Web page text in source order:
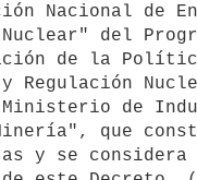
Nacional de
del
de la
Regulación
de
que
y se considera